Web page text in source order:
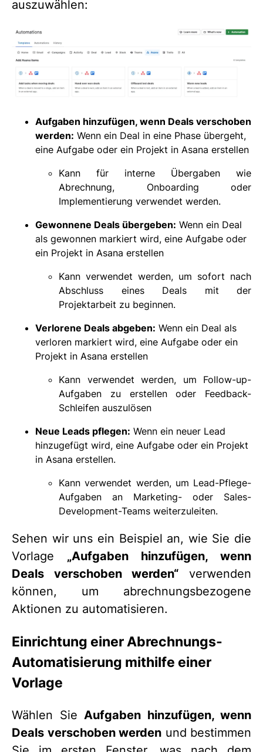
auszuwählen:
Aufgaben hinzufügen, wenn Deals verschoben
werden: Wenn ein Deal in eine Phase übergeht,
eine Aufgabe oder ein Projekt in Asana erstellen
Kann für interne Übergaben wie
Abrechnung, Onboarding oder
Implementierung verwendet werden.
Gewonnene Deals übergeben: Wenn ein Deal
als gewonnen markiert wird, eine Aufgabe oder
ein Projekt in Asana erstellen
Kann verwendet werden, um sofort nach
Abschluss eines Deals mit der
Projektarbeit zu beginnen.
Verlorene Deals abgeben: Wenn ein Deal als
verloren markiert wird, eine Aufgabe oder ein
Projekt in Asana erstellen
Kann verwendet werden, um Follow-up-
Aufgaben zu erstellen oder Feedback-
Schleifen auszulösen
Neue Leads pflegen: Wenn ein neuer Lead
hinzugefügt wird, eine Aufgabe oder ein Projekt
in Asana erstellen.
Kann verwendet werden, um Lead-Pflege-
Aufgaben an Marketing- oder Sales-
Development-Teams weiterzuleiten.
Sehen wir uns ein Beispiel an, wie Sie die
Vorlage „Aufgaben hinzufügen, wenn
Deals verschoben werden“ verwenden
können, um abrechnungsbezogene
Aktionen zu automatisieren.
Einrichtung einer Abrechnungs-
Automatisierung mithilfe einer
Vorlage
Wählen Sie Aufgaben hinzufügen, wenn
Deals verschoben werden und bestimmen